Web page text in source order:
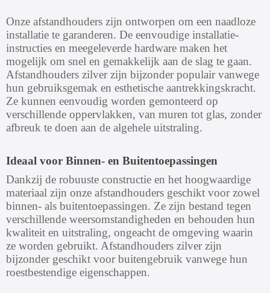
Onze afstandhouders zijn ontworpen om een naadloze
installatie te garanderen. De eenvoudige installatie-
instructies en meegeleverde hardware maken het
mogelijk om snel en gemakkelijk aan de slag te gaan.
Afstandhouders zilver zijn bijzonder populair vanwege
hun gebruiksgemak en esthetische aantrekkingskracht.
Ze kunnen eenvoudig worden gemonteerd op
verschillende oppervlakken, van muren tot glas, zonder
afbreuk te doen aan de algehele uitstraling.
Ideaal voor Binnen- en Buitentoepassingen
Dankzij de robuuste constructie en het hoogwaardige
materiaal zijn onze afstandhouders geschikt voor zowel
binnen- als buitentoepassingen. Ze zijn bestand tegen
verschillende weersomstandigheden en behouden hun
kwaliteit en uitstraling, ongeacht de omgeving waarin
ze worden gebruikt. Afstandhouders zilver zijn
bijzonder geschikt voor buitengebruik vanwege hun
roestbestendige eigenschappen.